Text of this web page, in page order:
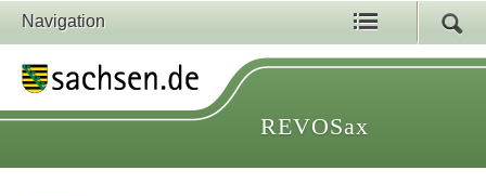
Navigation
REVOSax